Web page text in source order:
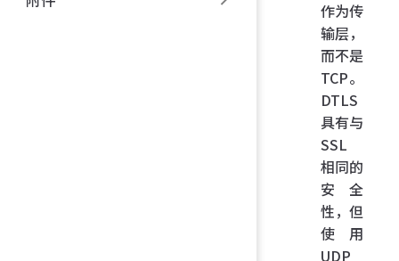
作为传
输层，
而不是
TCP。
DTLS
具有与
SSL
相同的
安全
性，但
使用
UDP